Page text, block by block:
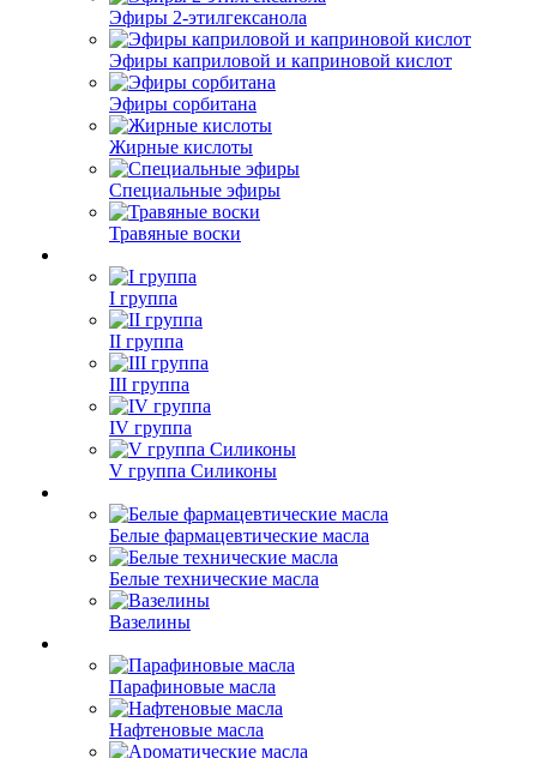
Эфиры 2-этилгексанола
Эфиры каприловой и каприновой кислот
Эфиры сорбитана
Жирные кислоты
Специальные эфиры
Травяные воски
I группа
II группа
III группа
IV группа
V группа Силиконы
Белые фармацевтические масла
Белые технические масла
Вазелины
Парафиновые масла
Нафтеновые масла